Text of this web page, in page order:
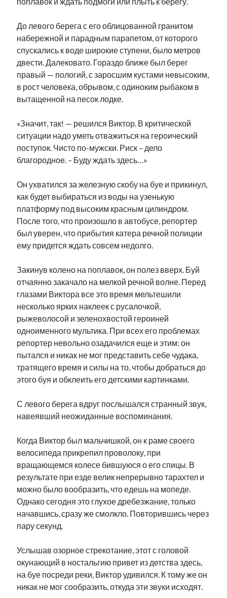
До левого берега с его облицованной гранитом
набережной и парадным парапетом, от которого
спускались к воде широкие ступени, было метров
двести. Далековато. Гораздо ближе был берег
правый — пологий, с заросшим кустами невысоким,
в рост человека, обрывом, с одиноким рыбаком в
вытащенной на песок лодке.
«Значит, так! — решился Виктор. В критической
ситуации надо уметь отважиться на героический
поступок. Чисто по-мужски. Риск – дело
благородное. – Буду ждать здесь…»
Он ухватился за железную скобу на буе и прикинул,
как будет выбираться из воды на узенькую
платформу под высоким красным цилиндром.
После того, что произошло в автобусе, репортер
был уверен, что прибытия катера речной полиции
ему придется ждать совсем недолго.
Закинув колено на поплавок, он полез вверх. Буй
отчаянно закачало на мелкой речной волне. Перед
глазами Виктора все это время мельтешили
несколько ярких наклеек с русалочкой,
рыжеволосой и зеленохвостой героиней
одноименного мультика. При всех его проблемах
репортер невольно озадачился еще и этим: он
пытался и никак не мог представить себе чудака,
тратящего время и силы на то, чтобы добраться до
этого буя и обклеить его детскими картинками.
С левого берега вдруг послышался странный звук,
навеявший неожиданные воспоминания.
Когда Виктор был мальчишкой, он к раме своего
велосипеда прикрепил проволоку, при
вращающемся колесе бившуюся о его спицы. В
результате при езде велик непрерывно тарахтел и
можно было вообразить, что едешь на мопеде.
Однако сегодня это глухое дребезжание, только
начавшись, сразу же смолкло. Повторившись через
пару секунд.
Услышав озорное стрекотание, этот с головой
окунающий в ностальгию привет из детства здесь,
на буе посреди реки, Виктор удивился. К тому же он
никак не мог сообразить, откуда эти звуки исходят.